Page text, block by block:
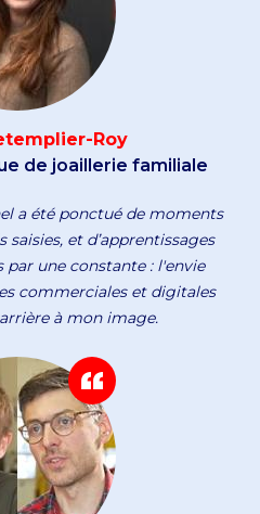
Roy
de joaillerie familiale
a été ponctué de moments
et d’apprentissages
par une constante : l'envie
commerciales et digitales
à mon image.